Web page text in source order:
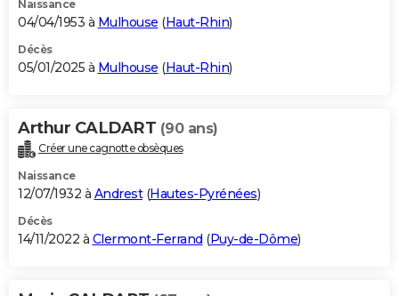
PROGRAMME TV
S'inscrire
Se connecter
Lycées
Collèges
Primaires
Universités
Entreprises
Service militaire
Avis de recherche
AVIS DE DÉCÈS
Bricolage
Lifestyle
Culture
Sport
Auto
Television
Voyage
Cinema
Naissance
04/04/1953 à Mulhouse (Haut-Rhin)
Décès
05/01/2025 à Mulhouse (Haut-Rhin)
Arthur CALDART (90 ans)
Créer une cagnotte obsèques
Naissance
12/07/1932 à Andrest(Hautes-Pyrénées)
Décès
14/11/2022 à Clermont-Ferrand (Puy-de-Dôme)